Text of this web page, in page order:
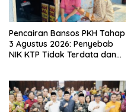
Pencairan Bansos PKH Tahap
3 Agustus 2026: Penyebab
NIK KTP Tidak Terdata dan